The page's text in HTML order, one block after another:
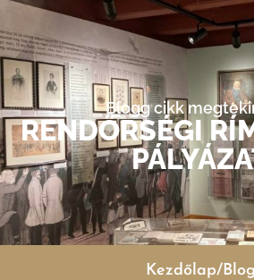
Blogg cikk
RENDŐRSÉGI
Kezdőlap/Blog